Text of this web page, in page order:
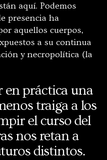
aquí. Podemos
presencia ha
aquellos cuerpos,
a su continua
y necropolítica (la
en práctica una
traiga a los
el curso del
nos retan a
distintos.